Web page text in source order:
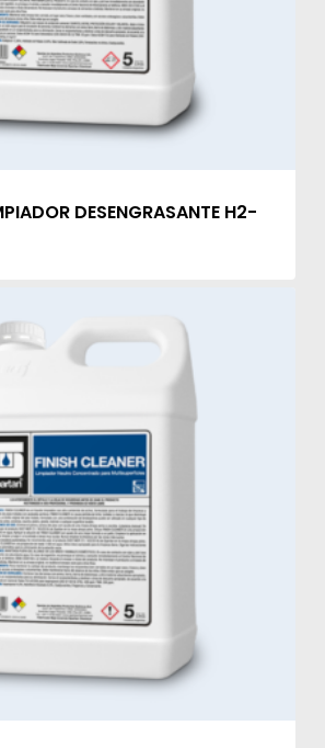
DESENGRASANTE H2-